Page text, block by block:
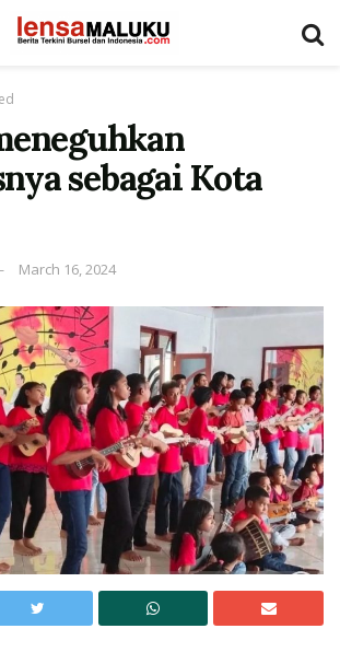
sebagai Kota
March 16, 2024